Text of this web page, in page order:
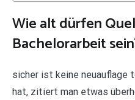
Wie alt dürfen
Bachelorarbeit
sicher ist keine neuauflage
hat, zitiert man etwas